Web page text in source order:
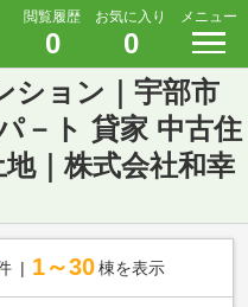
閲覧履歴
0
お気に入り
0
メニュー
ション｜宇部市
－ト 貸家 中古住
｜株式会社和幸
1～30 棟を表示